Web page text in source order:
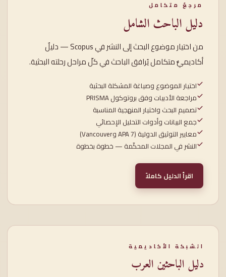
مرجعٌ متكامل
دليل الباحث الشامل
من اختيار موضوع البحث إلى النشر في Scopus — دليلٌ
أكاديميٌّ متكامل يُرافق الباحث في كلّ مراحل رحلته البحثية.
اختيار الموضوع وصياغة المشكلة البحثية
مراجعة الأدبيات وفق بروتوكول PRISMA
تصميم البحث واختيار المنهجية المناسبة
جمع البيانات وأدوات التحليل الإحصائي
معايير التوثيق الدولية (APA 7 وVancouver)
النشر في المجلات المحكّمة — خطوة بخطوة
اقرأ الدليل كاملاً
الشبكة الأكاديمية
دليل الباحثين العرب